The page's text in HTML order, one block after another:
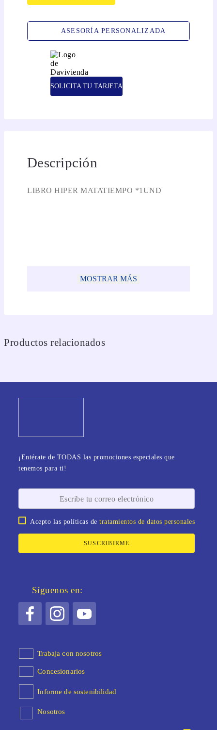
ASESORÍA PERSONALIZADA
SOLICITA TU TARJETA
Descripción
LIBRO HIPER MATATIEMPO *1UND
MOSTRAR MÁS
Productos relacionados
¡Entérate de TODAS las promociones especiales que
tenemos para ti!
Acepto las políticas detratamientos de datos personales
SUSCRIBIRME
Síguenos en:
Trabaja con nosotros
Concesionarios
Informe de sostenibilidad
Nosotros